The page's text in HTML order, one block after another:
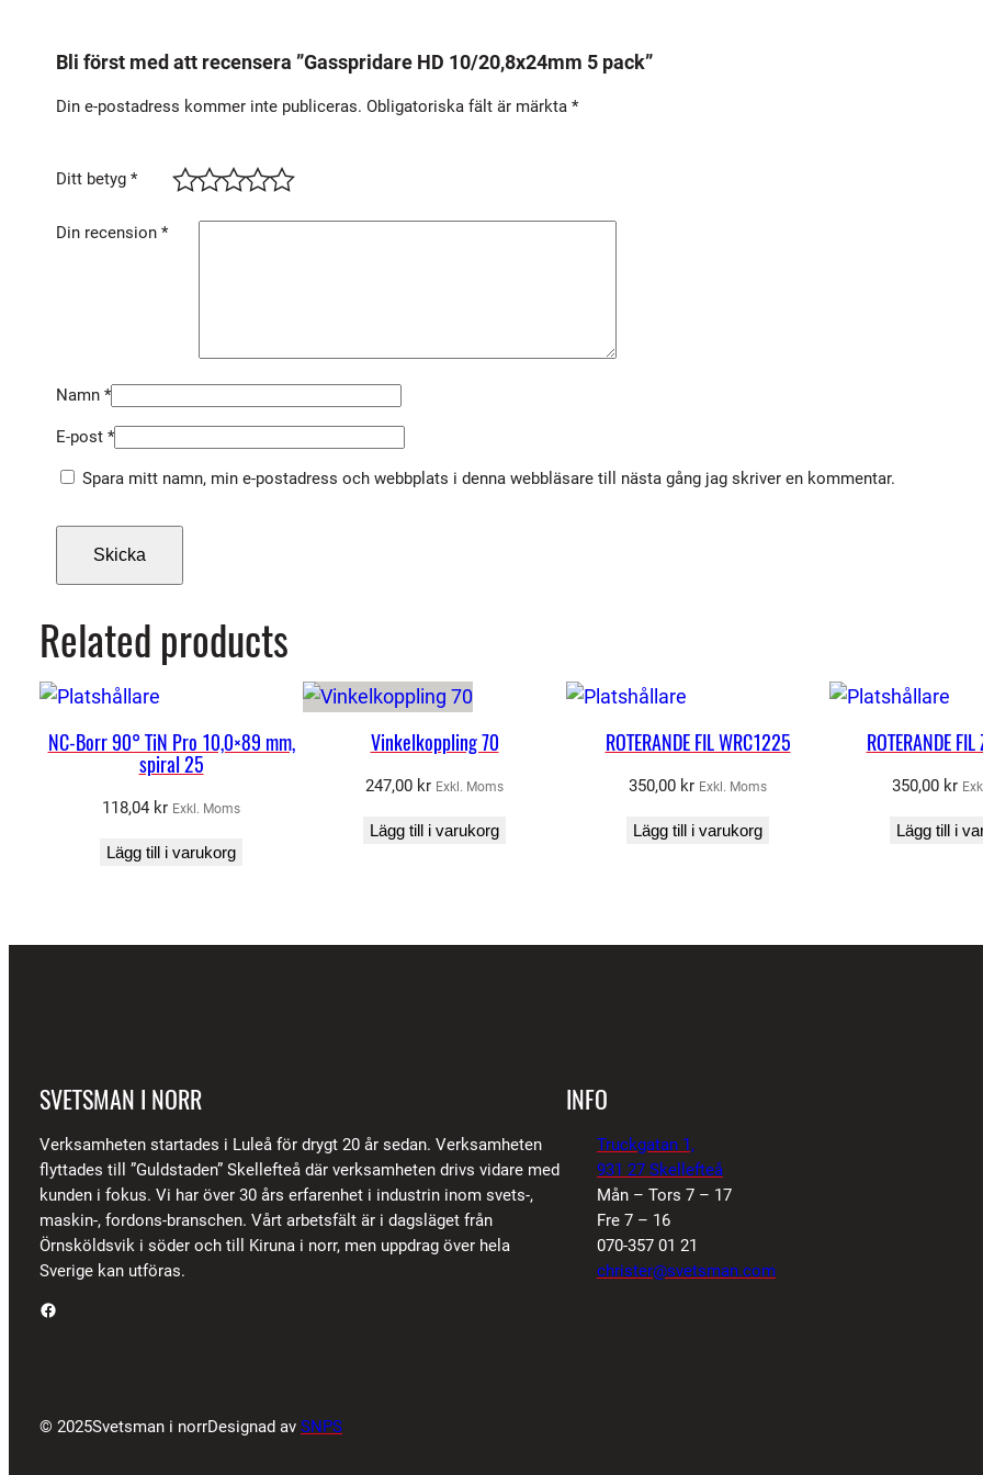
0
p
m
Bli först med att recensera ”Gasspridare HD 10/20,8x24mm 5 pack”
Din e-postadress kommer inte publiceras. Obligatoriska fält är märkta *
Ditt betyg *
Din recension *
Namn *
E-post *
Spara mitt namn, min e-postadress och webbplats i denna webbläsare till nästa gång jag skriver en kommentar.
Related products
NC-Borr 90° TiN Pro 10,0×89 mm,
spiral 25
118,04 kr Exkl. Moms
Lägg till i varukorg
Vinkelkoppling 70
247,00 kr Exkl. Moms
Lägg till i varukorg
ROTERANDE FIL WRC1225
350,00 kr Exkl. Moms
Lägg till i varukorg
ROTERANDE
350,00 kr
Lägg till i
SVETSMAN I NORR
Verksamheten startades i Luleå för drygt 20 år sedan. Verksamheten
flyttades till ”Guldstaden” Skellefteå där verksamheten drivs vidare med
kunden i fokus. Vi har över 30 års erfarenhet i industrin inom svets-,
maskin-, fordons-branschen. Vårt arbetsfält är i dagsläget från
Örnsköldsvik i söder och till Kiruna i norr, men uppdrag över hela
Sverige kan utföras.
Facebook
INFO
Truckgatan 1,
931 27 Skellefteå
Mån – Tors 7 – 17
Fre 7 – 16
070-357 01 21
christer@svetsman.com
© 2025Svetsman i norrDesignad av SNPS